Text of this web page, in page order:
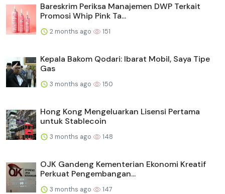
Bareskrim Periksa Manajemen DWP Terkait
Promosi Whip Pink Ta...
2 months ago 151
Kepala Bakom Qodari: Ibarat Mobil, Saya Tipe
Gas
3 months ago 150
Hong Kong Mengeluarkan Lisensi Pertama
untuk Stablecoin
3 months ago 148
OJK Gandeng Kementerian Ekonomi Kreatif
Perkuat Pengembangan...
3 months ago 147